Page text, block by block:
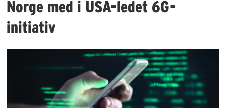
Norge med i USA-ledet 6G-
initiativ